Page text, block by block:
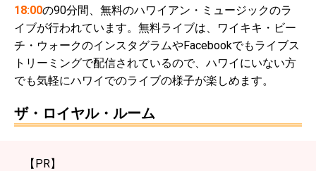
18:00の90分間、無料のハワイアン・ミュージックのラ
イブが行われています。無料ライブは、ワイキキ・ビー
チ・ウォークのインスタグラムやFacebookでもライブス
トリーミングで配信されているので、ハワイにいない方
でも気軽にハワイでのライブの様子が楽しめます。
ザ・ロイヤル・ルーム
【PR】